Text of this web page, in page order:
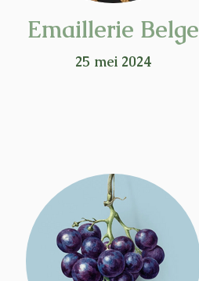
Emaillerie Belge
25 mei 2024